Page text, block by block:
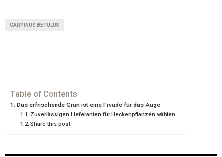
T
T
E
R
O
K
R
S
D
CARPINUS BETULUS
Table of Contents
Das erfrischende Grün ist eine Freude für das Auge
Zuverlässigen Lieferanten für Heckenpflanzen wählen
Share this post: